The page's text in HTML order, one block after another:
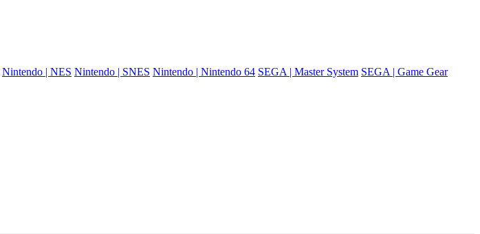
Nintendo | NES Nintendo | SNES Nintendo | Nintendo 64 SEGA | Master System SEGA | Game Gear